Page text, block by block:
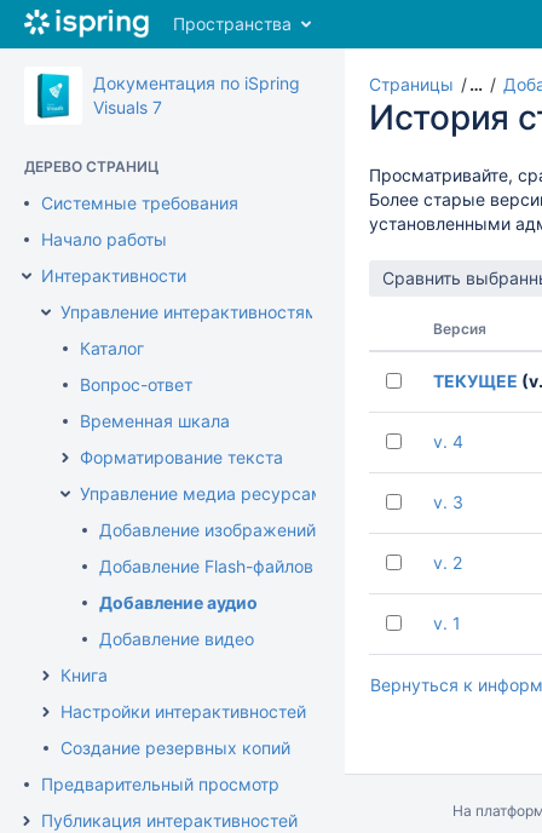
Перейти
содержимому
assistive.skiplink.to.breadcrumbs
assistive.skiplink.to.quick.search
Пространства
Документация по iSpring
Visuals 7
ДЕРЕВО СТРАНИЦ
Системные требования
Начало работы
Интерактивности
Управление интерактивностями
Каталог
Вопрос-ответ
Временная шкала
Форматирование текста
Управление медиа ресурсами
Добавление изображений
Добавление Flash-файлов
Добавление аудио
Добавление видео
Книга
Настройки интерактивностей
Создание резервных копий
Предварительный просмотр
Публикация интерактивностей
Страницы …
История
Просматривайте,
Более старые
установленными
Версия
ТЕКУЩЕЕ
v. 4
v. 3
v. 2
v. 1
Вернуться к
На